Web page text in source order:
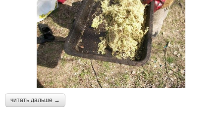
читать дальше →